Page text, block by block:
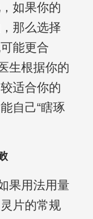
如果你的
那么选择
能更合
生根据你的
适合你的
自己“瞎琢
果用法用量
片的常规